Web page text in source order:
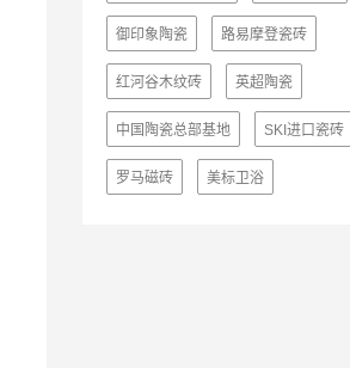
御印象陶瓷 路易摩登瓷砖
红河谷木纹砖 英超陶瓷
中国陶瓷总部基地 SKI进口瓷砖
罗马磁砖 美标卫浴